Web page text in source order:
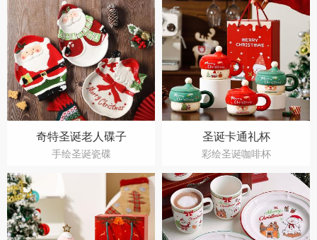
奇特圣诞老人碟子
手绘圣诞瓷碟
圣诞卡通礼杯
彩绘圣诞咖啡杯